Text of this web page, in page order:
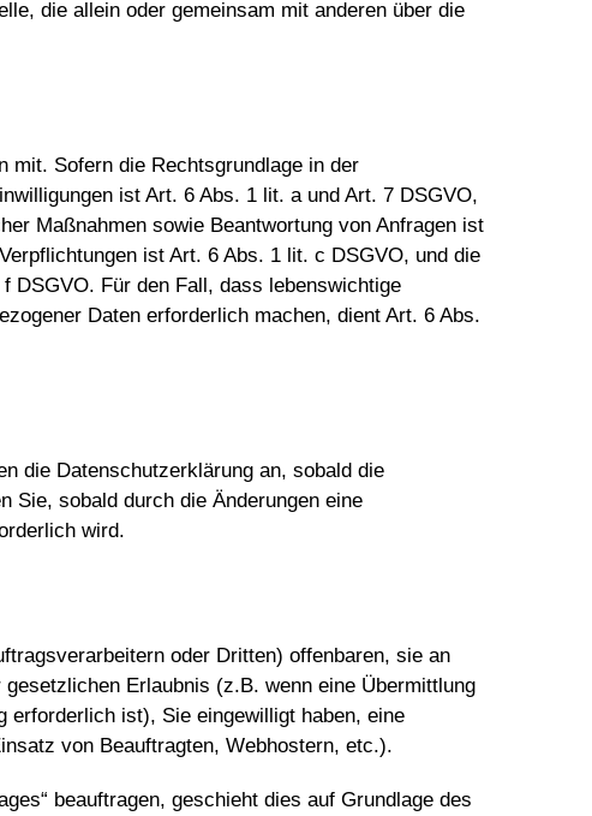
die allein oder gemeinsam mit anderen über die
mit. Sofern die Rechtsgrundlage in der
ist Art. 6 Abs. 1 lit. a und Art. 7 DSGVO,
Maßnahmen sowie Beantwortung von Anfragen ist
ist Art. 6 Abs. 1 lit. c DSGVO, und die
DSGVO. Für den Fall, dass lebenswichtige
Daten erforderlich machen, dient Art. 6 Abs.
die Datenschutzerklärung an, sobald die
Sie, sobald durch die Änderungen eine
wird.
oder Dritten) offenbaren, sie an
Erlaubnis (z.B. wenn eine Übermittlung
erforderlich ist), Sie eingewilligt haben, eine
von Beauftragten, Webhostern, etc.).
beauftragen, geschieht dies auf Grundlage des